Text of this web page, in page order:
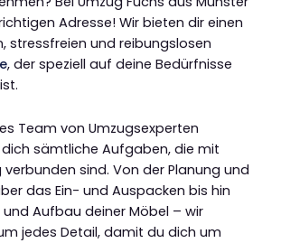
Adresse! Wir bieten dir einen
stressfreien und reibungslosen
, der speziell auf deine Bedürfnisse
Team von Umzugsexperten
sämtliche Aufgaben, die mit
sind. Von der Planung und
das Ein- und Auspacken bis hin
Aufbau deiner Möbel – wir
jedes Detail, damit du dich um